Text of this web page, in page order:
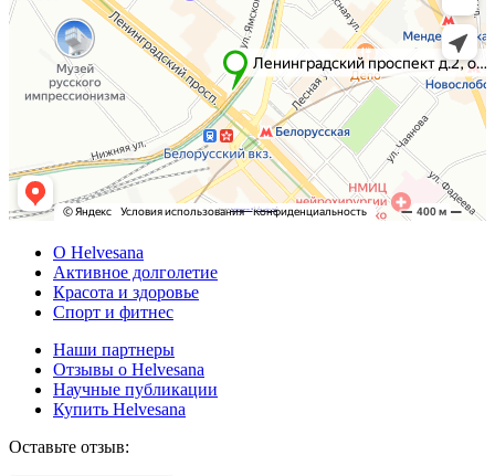
Powered by Embedgooglemaps DE& Web traffic Geeks
О Helvesana
Активное долголетие
Красота и здоровье
Спорт и фитнес
Наши партнеры
Отзывы о Helvesana
Научные публикации
Купить Helvesana
Оставьте отзыв: